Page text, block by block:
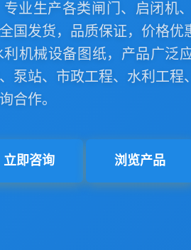
业生产各类闸门、启闭机
国发货，品质保证，价格
机械设备图纸，产品广泛
泵站、市政工程、水利工程
合作。
立即咨询 浏览产品